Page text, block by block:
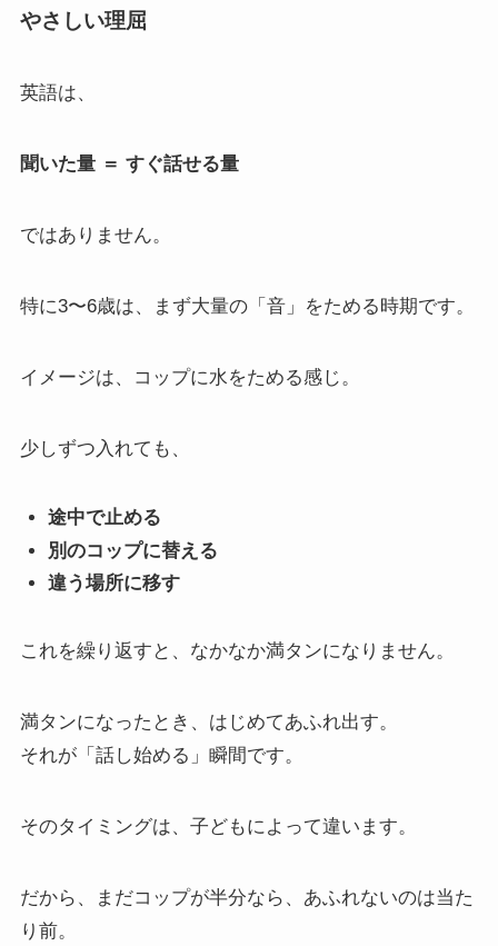
やさしい理屈
英語は、
聞いた量 ＝ すぐ話せる量
ではありません。
特に3〜6歳は、まず大量の「音」をためる時期です。
イメージは、コップに水をためる感じ。
少しずつ入れても、
途中で止める
別のコップに替える
違う場所に移す
これを繰り返すと、なかなか満タンになりません。
満タンになったとき、はじめてあふれ出す。
それが「話し始める」瞬間です。
そのタイミングは、子どもによって違います。
だから、まだコップが半分なら、あふれないのは当た
り前。